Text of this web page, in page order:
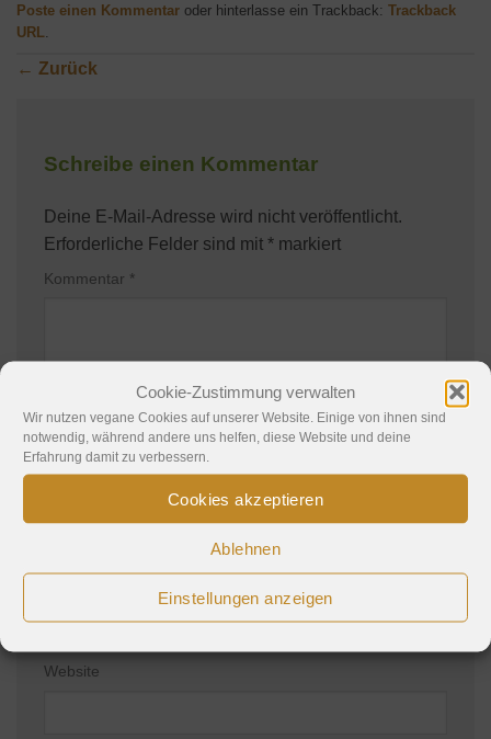
Cookie-Zustimmung verwalten
Wir nutzen vegane Cookies auf unserer Website. Einige von ihnen sind
notwendig, während andere uns helfen, diese Website und deine
Erfahrung damit zu verbessern.
Cookies akzeptieren
Ablehnen
Einstellungen anzeigen
Poste einen Kommentar oder hinterlasse ein Trackback: Trackback
URL
← Zurück
Schreibe einen Kommentar
Deine E-Mail-Adresse wird nicht veröffentlicht.
Erforderliche Felder sind mit * markiert
Kommentar *
Name*
E-Mail-Adresse*
Website